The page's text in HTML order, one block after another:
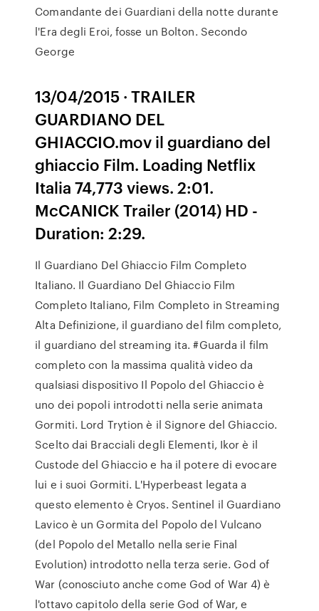
Comandante dei Guardiani della notte durante
l'Era degli Eroi, fosse un Bolton. Secondo
George
13/04/2015 · TRAILER
GUARDIANO DEL
GHIACCIO.mov il guardiano del
ghiaccio Film. Loading Netflix
Italia 74,773 views. 2:01.
McCANICK Trailer (2014) HD -
Duration: 2:29.
Il Guardiano Del Ghiaccio Film Completo
Italiano. Il Guardiano Del Ghiaccio Film
Completo Italiano, Film Completo in Streaming
Alta Definizione, il guardiano del film completo,
il guardiano del streaming ita. #Guarda il film
completo con la massima qualità video da
qualsiasi dispositivo Il Popolo del Ghiaccio è
uno dei popoli introdotti nella serie animata
Gormiti. Lord Trytion è il Signore del Ghiaccio.
Scelto dai Bracciali degli Elementi, Ikor è il
Custode del Ghiaccio e ha il potere di evocare
lui e i suoi Gormiti. L'Hyperbeast legata a
questo elemento è Cryos. Sentinel il Guardiano
Lavico è un Gormita del Popolo del Vulcano
(del Popolo del Metallo nella serie Final
Evolution) introdotto nella terza serie. God of
War (conosciuto anche come God of War 4) è
l'ottavo capitolo della serie God of War, e